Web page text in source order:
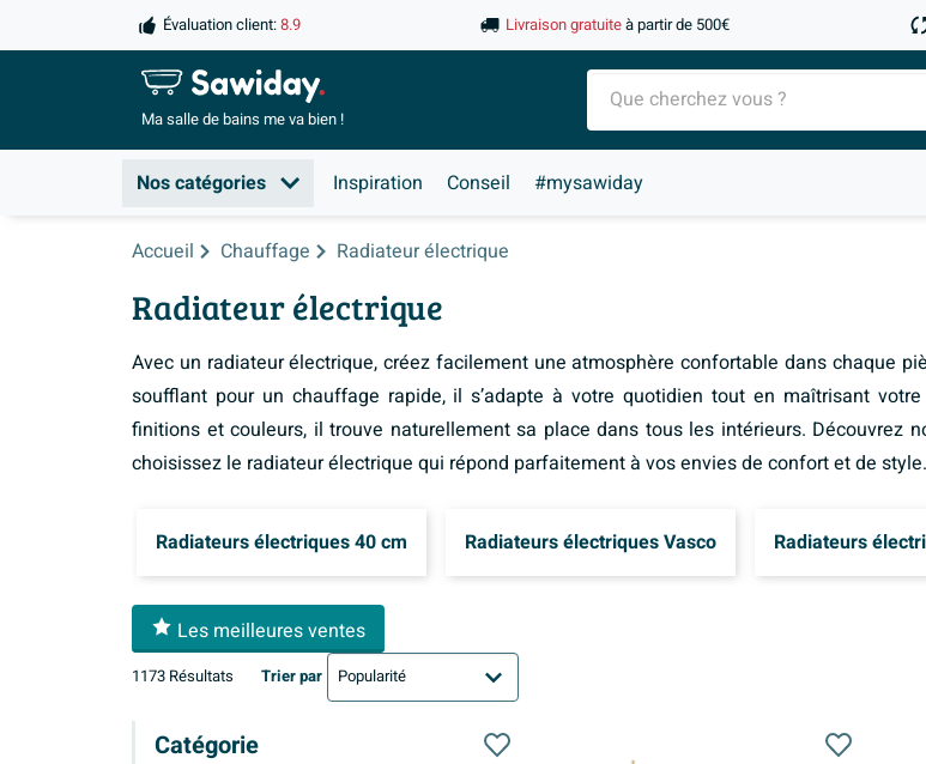
Évaluation client:8.9 Livraison gratuiteà partir de 500€
Ma salle debains me va bien !
Nos catégories Inspiration Conseil #mysawiday
Accueil Chauffage Radiateur électrique
Radiateur électrique
Avec un radiateur électrique, créez facilement une atmosphère confortable dans chaque
soufflant pour un chauffage rapide, il s’adapte à votre quotidien tout en maîtrisant
finitions et couleurs, il trouve naturellement sa place dans tous les intérieurs. Découvrez
choisissez le radiateur électrique qui répond parfaitement à vos envies de confort et de style.
Radiateurs électriques 40 cm Radiateurs électriques Vasco Radiateurs
Les meilleures ventes
1173 Résultats Trier par
Catégorie